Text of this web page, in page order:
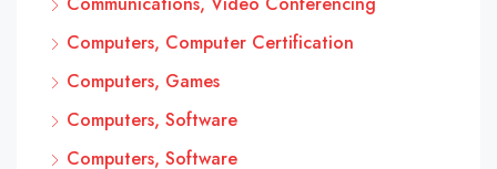
Computers, Computer Certification
Computers, Games
Computers, Software
Computers, Software